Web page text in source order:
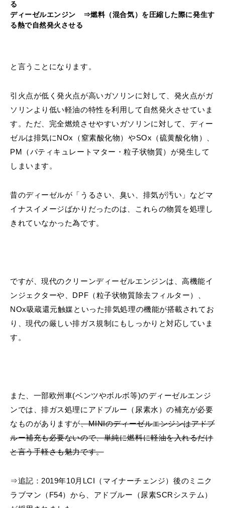
る
ディーゼルエンジン ⇒燃料（混合気）を圧縮した際に発生す
る熱で自然発火させる
と言うことになります。
引火点が低く発火点が高いガソリンに対して、発火点がガ
ソリンより低い軽油の特性を利用して自然発火させていま
す。ただ、完全燃焼させやすいガソリンに対して、ディー
ゼルは排気にNOx（窒素酸化物）やSOx（硫黄酸化物）、
PM（パティキュレートマター・粒子状物質）が発生して
しまいます。
昔のディーゼルが「うるさい、臭い、排気が汚い」などマ
イナスイメージばかりだったのは、これらの物質を処理し
きれていなかった為です。
ですが、現代のクリーンディーゼルエンジンは、高機能イ
ンジェクターや、DPF（粒子状物質除去フィルター）、
NOx吸蔵還元触媒といった排気処理の機能が搭載されてお
り、現代の厳しい排ガス規制にもしっかりと対応していま
す。
また、一部欧州車(ベンツやボルボ等)のディーゼルエンジ
ンでは、排ガス処理にアドブルー（尿素水）の補充が必要
なものがありますが、MINIのディーゼルエンジンはアドブ
ルー補充も必要ないので、単純に燃料に軽油を入れるだけ
と言う手軽さも魅力です。
⇒追記：2019年10月LCI（マイナーチェンジ）後のミニク
ラブマン（F54）から、アドブルー（尿素SCRシステム）